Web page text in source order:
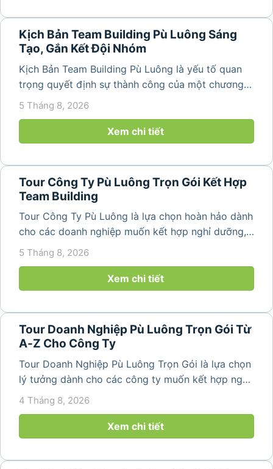
Kịch Bản Team Building Pù Luông Sáng
Tạo, Gắn Kết Đội Nhóm
Kịch Bản Team Building Pù Luông là yếu tố quan
trọng quyết định sự thành công của một chương
trình du lịch doanh nghiệp. Một kịch bản được xây
dựng bài bản không chỉ mang đến những phút
giây vui vẻ, sôi động mà còn...
5 Tháng 8, 2026
Xem chi tiết
Tour Công Ty Pù Luông Trọn Gói Kết Hợp
Team Building
Tour Công Ty Pù Luông là lựa chọn hoàn hảo dành
cho các doanh nghiệp muốn kết hợp nghỉ dưỡng,
team building và gắn kết tập thể trong không gian
Hóa vài giờ di chuyển,...
5 Tháng 8, 2026
Xem chi tiết
Tour Doanh Nghiệp Pù Luông Trọn Gói Từ
A-Z Cho Công Ty
Tour Doanh Nghiệp Pù Luông Trọn Gói là lựa chọn
lý tưởng dành cho các công ty muốn kết hợp nghỉ
dưỡng, gắn kết đội ngũ và tái tạo năng lượng sau
những ngày làm việc căng thẳng. Với cảnh quan
thiên nhiên trong lành,...
4 Tháng 8, 2026
Xem chi tiết